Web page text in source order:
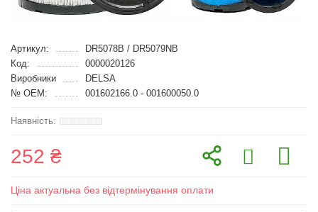
Артикул:
DR5078B / DR5079NB
Код:
0000020126
Виробники
DELSA
№ OEM:
001602166.0 - 001600050.0
252 ₴
Ціна актуальна без відтермінування оплати